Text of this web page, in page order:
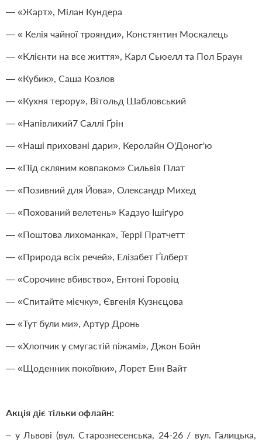
— «Жарт», Мілан Кундера
— « Келія чайної троянди», Констянтин Москалець
— «Клієнти на все життя», Карл Сьюелл та Пол Браун
— «Кубик», Саша Козлов
— «Кухня терору», Вітольд Шабловський
— «Напівлихий7 Саллі Ґрін
— «Наші приховані дари», Керолайн О'Доног'ю
— «Під скляним ковпаком» Сильвія Плат
— «Позивний для Йова», Олександр Михед
— «Похований велетень» Кадзуо Ішіґуро
— «Поштова лихоманка», Террі Пратчетт
— «Природа всіх речей», Елізабет Ґілберт
— «Сорочине вбивство», Ентоні Горовіц
— «Спитайте мієчку», Євгенія Кузнєцова
— «Тут були ми», Артур Дронь
— «Хлопчик у смугастій піжамі», Джон Бойн
— «Щоденник покоївки», Лорет Енн Вайт
Акція діє тільки офлайн:
– у Львові (вул. Старознесенська, 24-26 / вул. Галицька,